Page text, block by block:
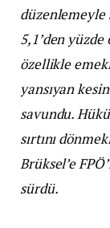
düzenlemeyle
5,1’den
özellikle
yansıyan
savundu.
sırtını
Brüksel’e
sürdü.